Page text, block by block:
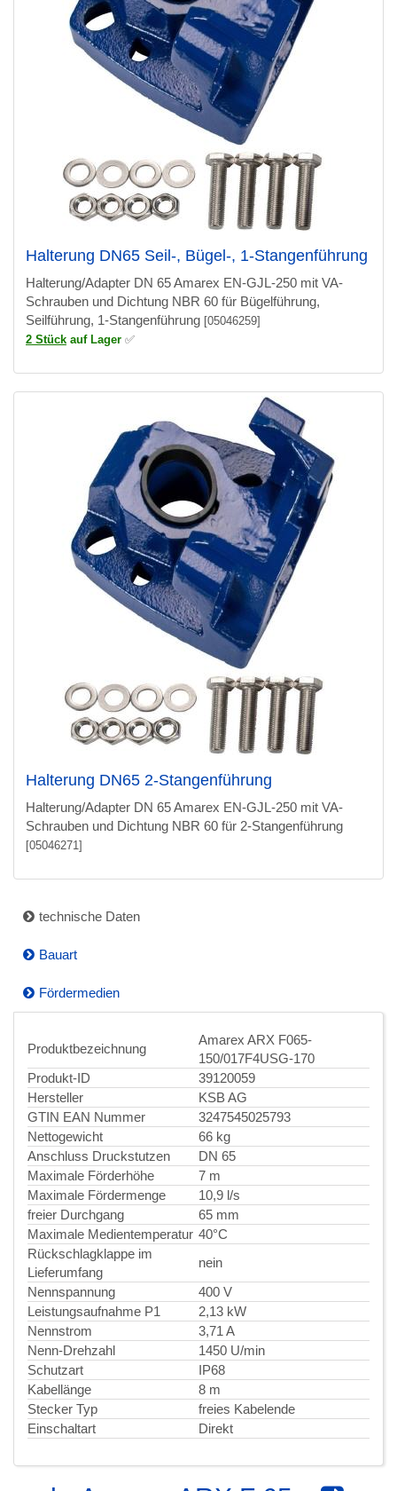
Halterung DN65 Seil-, Bügel-, 1-Stangenführung
Halterung/Adapter DN 65 Amarex EN-GJL-250 mit VA-
Schrauben und Dichtung NBR 60 für Bügelführung,
Seilführung, 1-Stangenführung [05046259]
2 Stück auf Lager ✅
Halterung DN65 2-Stangenführung
Halterung/Adapter DN 65 Amarex EN-GJL-250 mit VA-
Schrauben und Dichtung NBR 60 für 2-Stangenführung
[05046271]
technische Daten
Bauart
Fördermedien
Produktbezeichnung
Amarex ARX F065-
150/017F4USG-170
Produkt-ID
39120059
Hersteller
KSB AG
GTIN EAN Nummer
3247545025793
Nettogewicht
66 kg
Anschluss Druckstutzen
DN 65
Maximale Förderhöhe
7 m
Maximale Fördermenge
10,9 l/s
freier Durchgang
65 mm
Maximale Medientemperatur 40°C
Rückschlagklappe im
Lieferumfang
nein
Nennspannung
400 V
Leistungsaufnahme P1
2,13 kW
Nennstrom
3,71 A
Nenn-Drehzahl
1450 U/min
Schutzart
IP68
Kabellänge
8 m
Stecker Typ
freies Kabelende
Einschaltart
Direkt